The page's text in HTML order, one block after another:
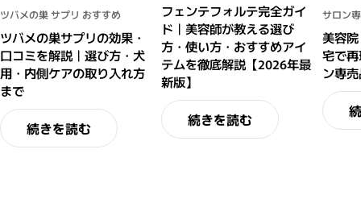
ツバメの巣 サプリ おすすめ
ツバメの巣サプリの効果・
口コミを解説｜選び方・犬
用・内側ケアの取り入れ方
まで
続きを読む
フェンテフォルテ完全ガイ
ド｜美容師が教える選び
方・使い方・おすすめアイ
テムを徹底解説【2026年最
新版】
続きを読む
サロン
美容
宅で
ン専